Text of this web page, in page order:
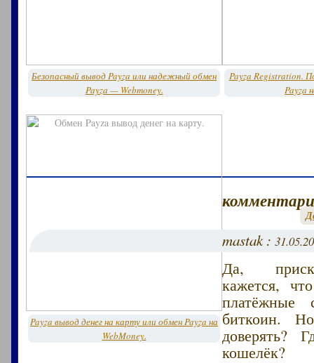
Безопасный вывод Payza или надежный обмен
Payza — Webmoney.
Payza Registration.
Payza
Payza вывод денег на карту или обмен Payza на
WebMoney.
mastak :
Да,
кажется,
платёжные
биткоин.
доверять?
кошелёк?